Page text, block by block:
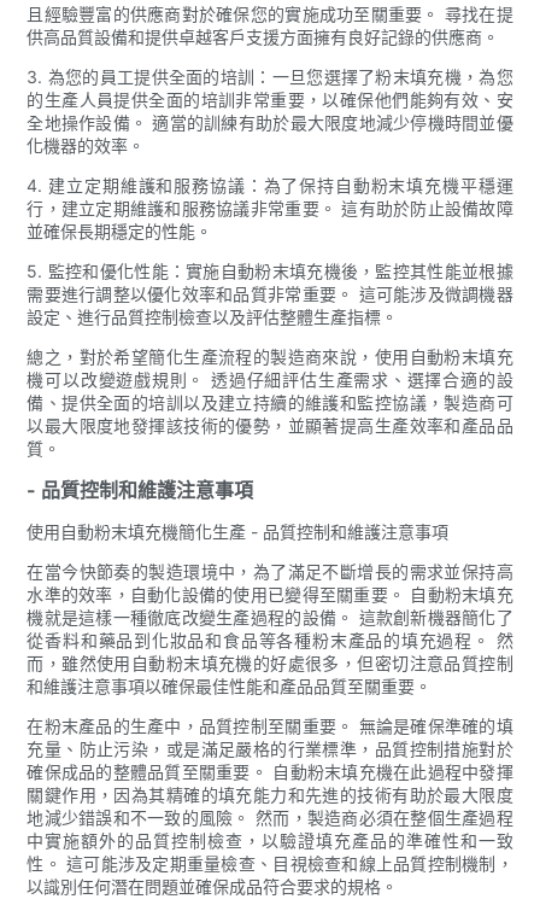
且經驗豐富的供應商對於確保您的實施成功至關重要。 尋找在提
供高品質設備和提供卓越客戶支援方面擁有良好記錄的供應商。
3. 為您的員工提供全面的培訓：一旦您選擇了粉末填充機，為您
的生產人員提供全面的培訓非常重要，以確保他們能夠有效、安
全地操作設備。 適當的訓練有助於最大限度地減少停機時間並優
化機器的效率。
4. 建立定期維護和服務協議：為了保持自動粉末填充機平穩運
行，建立定期維護和服務協議非常重要。 這有助於防止設備故障
並確保長期穩定的性能。
5. 監控和優化性能：實施自動粉末填充機後，監控其性能並根據
需要進行調整以優化效率和品質非常重要。 這可能涉及微調機器
設定、進行品質控制檢查以及評估整體生產指標。
總之，對於希望簡化生產流程的製造商來說，使用自動粉末填充
機可以改變遊戲規則。 透過仔細評估生產需求、選擇合適的設
備、提供全面的培訓以及建立持續的維護和監控協議，製造商可
以最大限度地發揮該技術的優勢，並顯著提高生產效率和產品品
質。
- 品質控制和維護注意事項
使用自動粉末填充機簡化生產 - 品質控制和維護注意事項
在當今快節奏的製造環境中，為了滿足不斷增長的需求並保持高
水準的效率，自動化設備的使用已變得至關重要。 自動粉末填充
機就是這樣一種徹底改變生產過程的設備。 這款創新機器簡化了
從香料和藥品到化妝品和食品等各種粉末產品的填充過程。 然
而，雖然使用自動粉末填充機的好處很多，但密切注意品質控制
和維護注意事項以確保最佳性能和產品品質至關重要。
在粉末產品的生產中，品質控制至關重要。 無論是確保準確的填
充量、防止污染，或是滿足嚴格的行業標準，品質控制措施對於
確保成品的整體品質至關重要。 自動粉末填充機在此過程中發揮
關鍵作用，因為其精確的填充能力和先進的技術有助於最大限度
地減少錯誤和不一致的風險。 然而，製造商必須在整個生產過程
中實施額外的品質控制檢查，以驗證填充產品的準確性和一致
性。 這可能涉及定期重量檢查、目視檢查和線上品質控制機制，
以識別任何潛在問題並確保成品符合要求的規格。